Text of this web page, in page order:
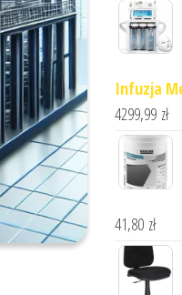
Infuzja
4299,99 zł
41,80 zł